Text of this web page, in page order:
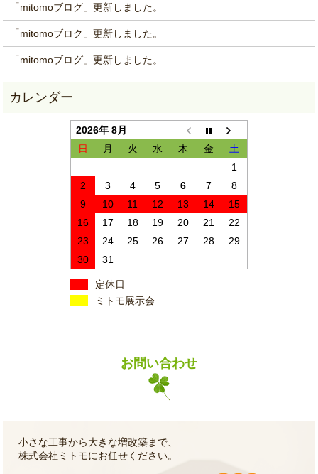
「mitomoブログ」更新しました。
「mitomoブロク」更新しました。
「mitomoブログ」更新しました。
2026年 8月
日
月 火 水 木 金
土
1
2
3 4 5 6 7
8
9
10 11 12 13 14
15
16
17 18 19 20 21
22
23
24 25 26 27 28
29
30
31
定休日
ミトモ展示会
お問い合わせ
小さな工事から大きな増改築まで、
株式会社ミトモにお任せください。